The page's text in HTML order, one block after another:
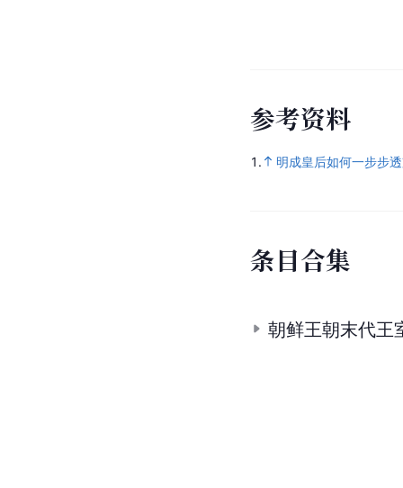
参考资料
1. 明成皇后如何一步步
条目合集
朝鲜王朝末代王